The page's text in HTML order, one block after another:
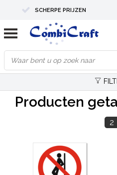
SCHERPE PRIJZEN
PROFESSIONELE KWALITEIT
EXPERTS IN MAATWERK
Producten
2